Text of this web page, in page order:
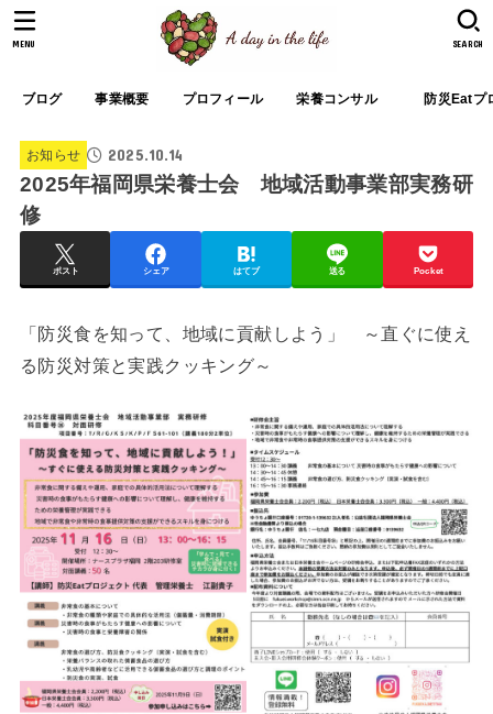
ブログ 事業概要 プロフィール 栄養コンサル 防災Eatプ
SEARCH
MENU
お知らせ 2025.10.14
2025年福岡県栄養士会 地域活動事業部実務研
修
ポスト シェア はてブ 送る Pocket
「防災食を知って、地域に貢献しよう」 ～直ぐに使え
る防災対策と実践クッキング～